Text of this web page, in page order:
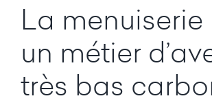
La menuiserie
un métier
très bas